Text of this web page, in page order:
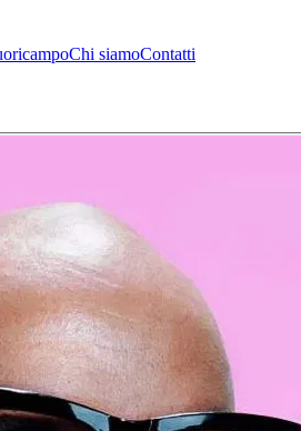
Chi siamoContatti